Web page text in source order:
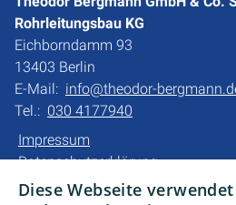
Rohrleitungsbau KG
Eichborndamm 93
13403 Berlin
E-Mail: info@theodor-
Tel.: 030 4177940
Impressum
Datenschutzerklärung
Barrierefreiheitserklärung
Diese Webseite